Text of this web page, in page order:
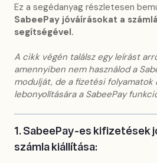
Ez a segédanyag részletesen
SabeePay jóváírásokat a
segítségével.
A cikk végén találsz egy leírást
amennyiben nem használod a
modulját, de a fizetési folyamatok
lebonyolítására a SabeePay
1. SabeePay-es kifizetések
számla kiállítása: